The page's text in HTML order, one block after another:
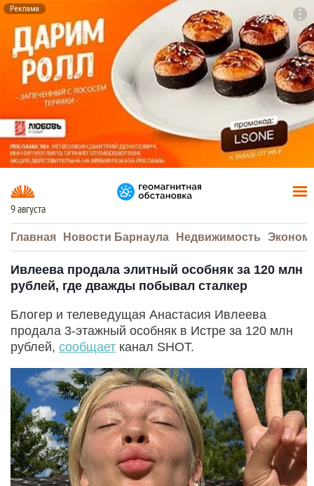
Реклама
9 августа
Главная Новости Барнаула Недвижимость
Ивлеева продала элитный особняк за 120 млн
рублей, где дважды побывал сталкер
Блогер и телеведущая Анастасия Ивлеева
продала 3-этажный особняк в Истре за 120 млн
рублей, сообщает канал SНОТ.